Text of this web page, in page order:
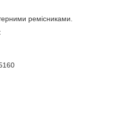
ремісниками.